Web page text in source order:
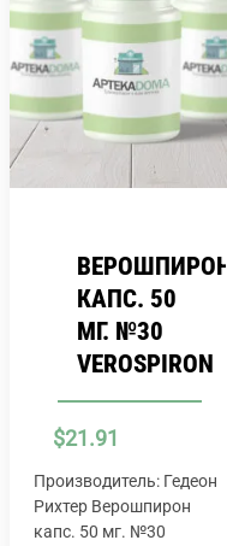
ВЕРОШПИРОН
КАПС. 50
МГ. №30
VEROSPIRON
$21.91
Производитель: Гедеон
Рихтер Верошпирон
капс. 50 мг. №30